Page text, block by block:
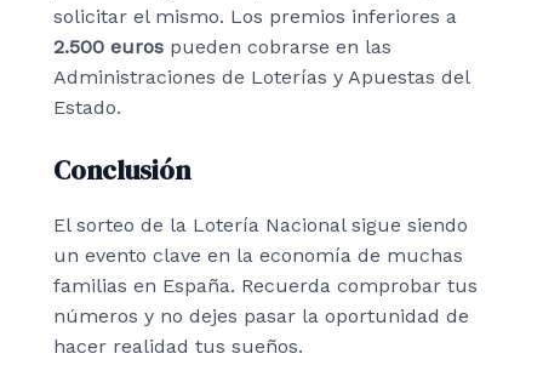
solicitar el mismo. Los premios inferiores a
2.500 euros pueden cobrarse en las
Administraciones de Loterías y Apuestas del
Estado.
Conclusión
El sorteo de la Lotería Nacional sigue siendo
un evento clave en la economía de muchas
familias en España. Recuerda comprobar tus
números y no dejes pasar la oportunidad de
hacer realidad tus sueños.